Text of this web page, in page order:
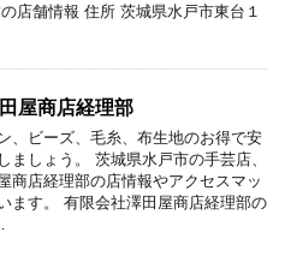
店舗情報 住所 茨城県水戸市東台１
屋商店経理部
、ビーズ、毛糸、布生地のお得で安
ましょう。 茨城県水戸市の手芸店、
商店経理部の店情報やアクセスマッ
ます。 有限会社澤田屋商店経理部の